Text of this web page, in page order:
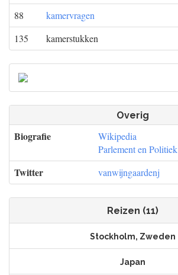
88
kamervragen
135
kamerstukken
Overig
Biografie
Wikipedia
Parlement en Politiek
Twitter vanwijngaardenj
Reizen (11)
Stockholm, Zweden
Japan